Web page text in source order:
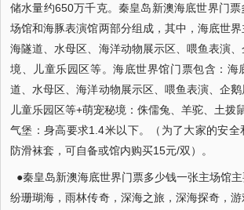
储水量约650万千克。秦皇岛新澳海底世界门
场馆和海豚表演馆两部分组成，其中，海底世
海隧道、水母区、海洋动物展示区、喂鱼表演
境、儿童乐园区等。海底世界馆门票包含：海
道、水母区、海洋动物展示区、喂鱼表演、企鹅
儿童乐园区等+萌宠秘境：侏儒兔、羊驼、土拨
气堡：身高要求1.4米以下。（为了大家的安
防滑袜套，可自备或馆内购买15元/双）。
●秦皇岛新澳海底世界门票多少钱一张主场馆
纷珊瑚海，雨林传奇，深海之旅，深海探奇，